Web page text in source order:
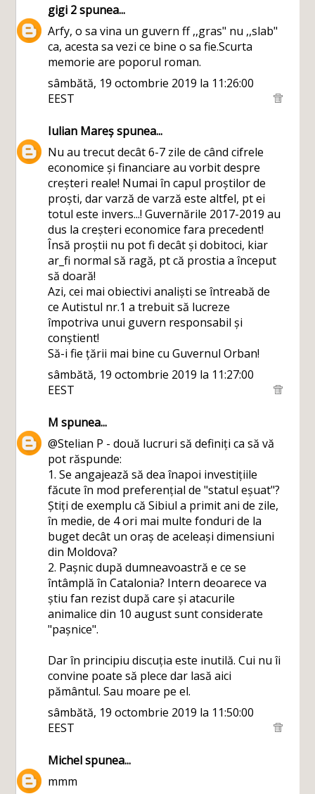
gigi 2spunea...
Arfy, o sa vina un guvern ff ,,gras" nu ,,slab"
ca, acesta sa vezi ce bine o sa fie.Scurta
memorie are poporul roman.
sâmbătă, 19 octombrie 2019 la 11:26:00
EEST
Iulian Mareșspunea...
Nu au trecut decât 6-7 zile de când cifrele
economice și financiare au vorbit despre
creșteri reale! Numai în capul proștilor de
proști, dar varză de varză este altfel, pt ei
totul este invers...! Guvernările 2017-2019 au
dus la creșteri economice fara precedent!
Însă proștii nu pot fi decât și dobitoci, kiar
ar_fi normal să ragă, pt că prostia a început
să doară!
Azi, cei mai obiectivi analiști se întreabă de
ce Autistul nr.1 a trebuit să lucreze
împotriva unui guvern responsabil și
conștient!
Să-i fie țării mai bine cu Guvernul Orban!
sâmbătă, 19 octombrie 2019 la 11:27:00
EEST
M spunea...
@Stelian P - două lucruri să definiți ca să vă
pot răspunde:
1. Se angajează să dea înapoi investițiile
făcute în mod preferențial de "statul eșuat"?
Știți de exemplu că Sibiul a primit ani de zile,
în medie, de 4 ori mai multe fonduri de la
buget decât un oraș de aceleași dimensiuni
din Moldova?
2. Pașnic după dumneavoastră e ce se
întâmplă în Catalonia? Intern deoarece va
știu fan rezist după care și atacurile
animalice din 10 august sunt considerate
"pașnice".
Dar în principiu discuția este inutilă. Cui nu îi
convine poate să plece dar lasă aici
pământul. Sau moare pe el.
sâmbătă, 19 octombrie 2019 la 11:50:00
EEST
Michelspunea...
mmm